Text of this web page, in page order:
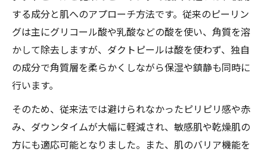
説
ダクトピールは何回で効果が出やすいのか
ダクトピールの選び方と継続のポイント解
説
選ぶ
する成分と肌へのアプローチ方法です。従来のピーリン
グは主にグリコール酸や乳酸などの酸を使い、角質を溶
かして除去しますが、ダクトピールは酸を使わず、独自
の成分で角質層を柔らかくしながら保湿や鎮静も同時に
行います。
そのため、従来法では避けられなかったピリピリ感や赤
み、ダウンタイムが大幅に軽減され、敏感肌や乾燥肌の
方にも適応可能となりました。また、肌のバリア機能を